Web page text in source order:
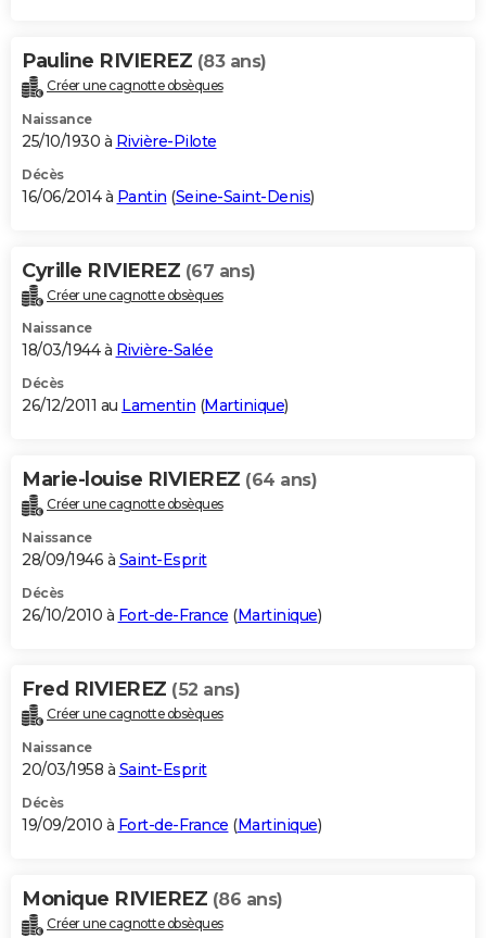
Pauline RIVIEREZ (83 ans)
Créer une cagnotte obsèques
Naissance
25/10/1930 à Rivière-Pilote
Décès
16/06/2014 à Pantin (Seine-Saint-Denis)
Cyrille RIVIEREZ (67 ans)
Créer une cagnotte obsèques
Naissance
18/03/1944 à Rivière-Salée
Décès
26/12/2011 au Lamentin (Martinique)
Marie-louise RIVIEREZ (64 ans)
Créer une cagnotte obsèques
Naissance
28/09/1946 à Saint-Esprit
Décès
26/10/2010 à Fort-de-France (Martinique)
Fred RIVIEREZ (52 ans)
Créer une cagnotte obsèques
Naissance
20/03/1958 à Saint-Esprit
Décès
19/09/2010 à Fort-de-France (Martinique)
Monique RIVIEREZ (86 ans)
Créer une cagnotte obsèques